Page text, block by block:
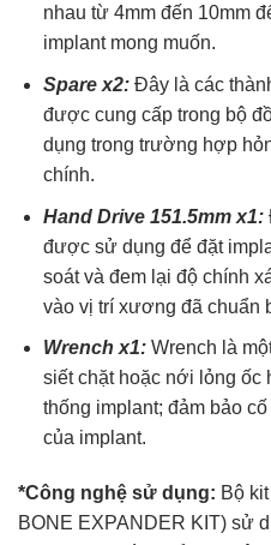
nhau từ 4mm đến 10mm
implant mong muốn.
Spare x2:Đây là các
được cung cấp trong bộ
dụng trong trường hợp
chính.
Hand Drive 151.5mm x1:
được sử dụng để đặt
soát và đem lại độ chính
vào vị trí xương đã chuẩn
Wrench x1:Wrench là
siết chặt hoặc nới lỏng ốc
thống implant; đảm bảo
của implant.
*Công nghệ sử dụng: Bộ
BONE EXPANDER KIT) sử